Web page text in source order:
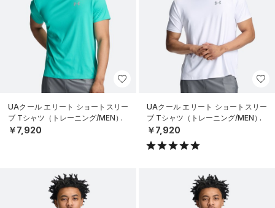
UAクール エリート ショートスリー
ブ Tシャツ（トレーニング/MEN）
￥7,920
UAクール エリート ショートスリー
ブ Tシャツ（トレーニング/MEN）
￥7,920